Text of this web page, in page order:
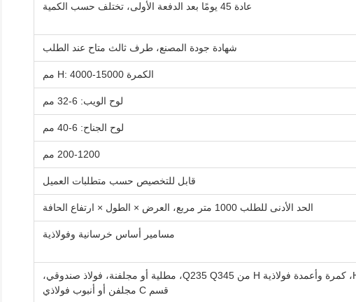
عادة 45 يومًا بعد الدفعة الأولى، تختلف حسب الكمية
شهادة جودة المصنع، طرف ثالث متاح عند الطلب
الكمرة H: 4000-15000 مم
لوح الويب: 6-32 مم
لوح الجناح: 6-40 مم
200-1200 مم
قابل للتخصيص حسب متطلبات العميل
الحد الأدنى للطلب 1000 متر مربع، العرض × الطول × ارتفاع الحافة
مسامير أساس خرسانية وفولاذية
كمرة فولاذية H، كمرة وأعمدة فولاذية H من Q235 Q345، مطلية أو مجلفنة، فولاذ صندوقي،
قسم C مجلفن أو أنبوب فولاذي